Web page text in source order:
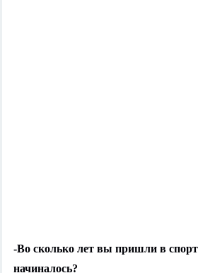
-Во сколько лет вы пришли в
начиналось?